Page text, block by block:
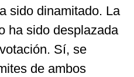
sido dinamitado. La
ha sido desplazada
Sí, se
de ambos